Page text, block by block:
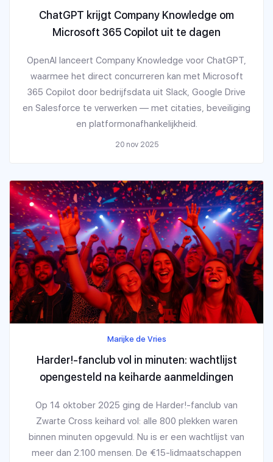
ChatGPT krijgt Company Knowledge om
Microsoft 365 Copilot uit te dagen
OpenAI lanceert Company Knowledge voor ChatGPT,
waarmee het direct concurreren kan met Microsoft
365 Copilot door bedrijfsdata uit Slack, Google Drive
en Salesforce te verwerken — met citaties, beveiliging
en platformonafhankelijkheid.
20 nov 2025
Marijke de Vries
Harder!-fanclub vol in minuten: wachtlijst
opengesteld na keiharde aanmeldingen
Op 14 oktober 2025 ging de Harder!-fanclub van
Zwarte Cross keihard vol: alle 800 plekken waren
binnen minuten opgevuld. Nu is er een wachtlijst van
meer dan 2.100 mensen. De €15-lidmaatschappen